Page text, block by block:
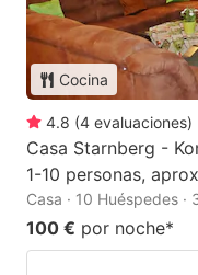
Cocina
4.8 (4 evaluaciones)
Casa Starnberg -
1-10 personas,
Casa · 10 Huéspedes ·
100 € por noche*